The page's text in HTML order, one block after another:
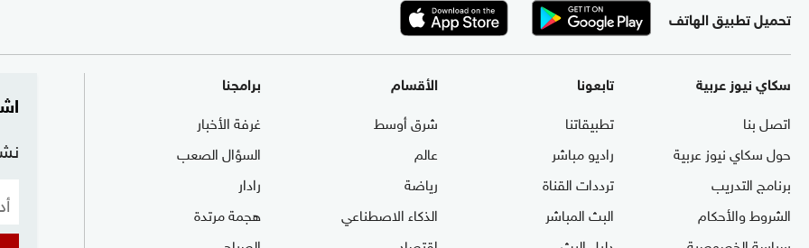
تحميل تطبيق الهاتف
سكاي نيوز عربية
اتصل بنا
حول سكاي نيوز عربية
برنامج التدريب
الشروط والأحكام
تابعونا
تطبيقاتنا
راديو مباشر
ترددات القناة
البث المباشر
الأقسام
شرق أوسط
عالم
رياضة
الذكاء الاصطناعي
برامجنا
غرفة الأخبار
السؤال الصعب
رادار
هجمة مرتدة